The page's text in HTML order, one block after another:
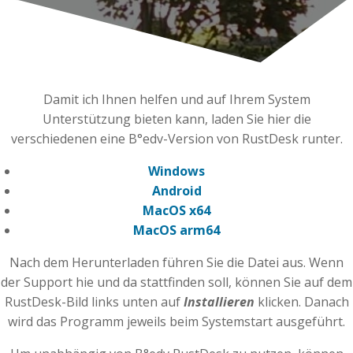
Damit ich Ihnen helfen und auf Ihrem System
Unterstützung bieten kann, laden Sie hier die
verschiedenen eine B°edv-Version von RustDesk runter.
Windows
Android
MacOS x64
MacOS arm64
Nach dem Herunterladen führen Sie die Datei aus. Wenn
der Support hie und da stattfinden soll, können Sie auf dem
RustDesk-Bild links unten aufInstallieren klicken. Danach
wird das Programm jeweils beim Systemstart ausgeführt.